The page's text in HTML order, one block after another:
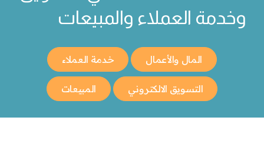
وخدمة العملاء والمبيعات
المال والأعمال خدمة العملاء
التسويق الالكتروني المبيعات